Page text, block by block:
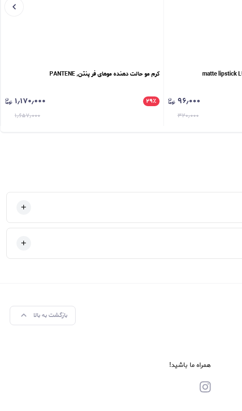
۹۶٫۰۰۰
۳۲۰٫۰۰۰
کرم مو حالت دهنده موهای فر پنتن, PANTENE
۲۹٪ ۱٫۱۷۰٫۰۰۰
۱٫۶۵۷٫۰۰۰
بازگشت به بالا
همراه ما باشید!